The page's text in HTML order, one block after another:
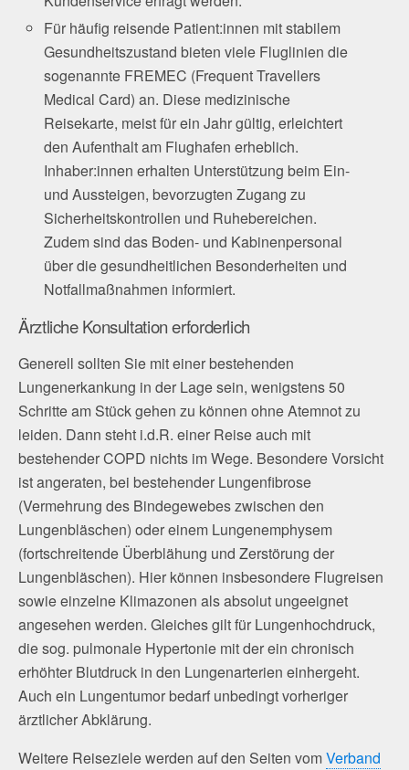
Für häufig reisende Patient:innen mit stabilem
Gesundheitszustand bieten viele Fluglinien die
sogenannte FREMEC (Frequent Travellers
Medical Card) an. Diese medizinische
Reisekarte, meist für ein Jahr gültig, erleichtert
den Aufenthalt am Flughafen erheblich.
Inhaber:innen erhalten Unterstützung beim Ein-
und Aussteigen, bevorzugten Zugang zu
Sicherheitskontrollen und Ruhebereichen.
Zudem sind das Boden- und Kabinenpersonal
über die gesundheitlichen Besonderheiten und
Notfallmaßnahmen informiert.
Ärztliche Konsultation erforderlich
Generell sollten Sie mit einer bestehenden
Lungenerkankung in der Lage sein, wenigstens 50
Schritte am Stück gehen zu können ohne Atemnot zu
leiden. Dann steht i.d.R. einer Reise auch mit
bestehender COPD nichts im Wege. Besondere Vorsicht
ist angeraten, bei bestehender Lungenfibrose
(Vermehrung des Bindegewebes zwischen den
Lungenbläschen) oder einem Lungenemphysem
(fortschreitende Überblähung und Zerstörung der
Lungenbläschen). Hier können insbesondere Flugreisen
sowie einzelne Klimazonen als absolut ungeeignet
angesehen werden. Gleiches gilt für Lungenhochdruck,
die sog. pulmonale Hypertonie mit der ein chronisch
erhöhter Blutdruck in den Lungenarterien einhergeht.
Auch ein Lungentumor bedarf unbedingt vorheriger
ärztlicher Abklärung.
Weitere Reiseziele werden auf den Seiten vomVerband